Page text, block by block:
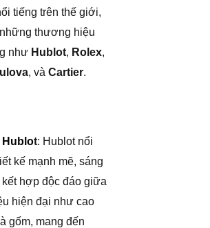
tiếng trên thế giới,
thương hiệu
như Hublot, Rolex,
, và Cartier.
t: Hublot nổi
kế mạnh mẽ, sáng
hợp độc đáo giữa
hiện đại như cao
gốm, mang đến